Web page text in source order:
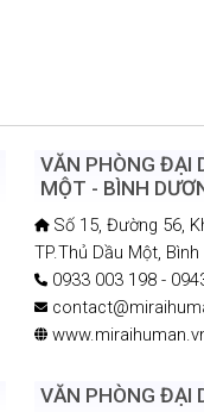
VĂN PHÒNG ĐẠI
MỘT - BÌNH
Số 15, Đường 56,
TP.Thủ Dầu Một,
0933 003 198 -
VĂN PHÒNG ĐẠI